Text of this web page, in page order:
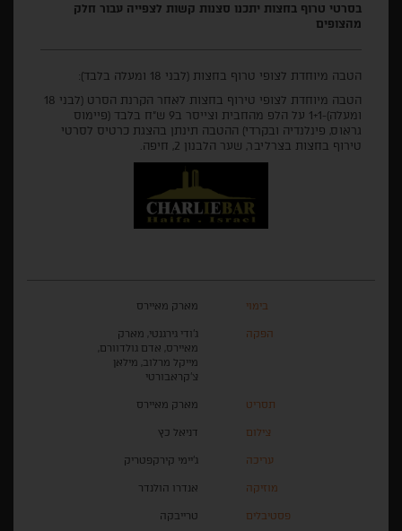
בסרטי טרוף בחצות יתכנו סצנות קשות לצפייה עבור חלק
מהצופים
הטבה מיוחדת לצופי טרוף בחצות (לבני 18 ומעלה בלבד):
הטבה מיוחדת לצופי טירוף בחצות לאחר הקרנת הסרט (לבני 18
ומעלה)-1+1 על הלפ מהחבית וצייסר ב9 ש"ח בלבד (פיימוס
גראוס, פינלנדיה ובקרדי) ההטבה תינתן בהצגת כרטיס לסרטי
טירוף בחצות בצרליבר, שער הלבנון 2, חיפה.
בימוי מארק מאיירס
הפקה
ג'ודי גירגנטי, מארק
מאיירס, אדם גולדוורם,
מייקל מרלוב, מילאן
צ'קראבורטי
תסריט מארק מאיירס
צילום דניאל כץ
עריכה ג'יימי קירקפטריק
מוזיקה אנדרו הולנדר
פסטיבלים טרייבקה